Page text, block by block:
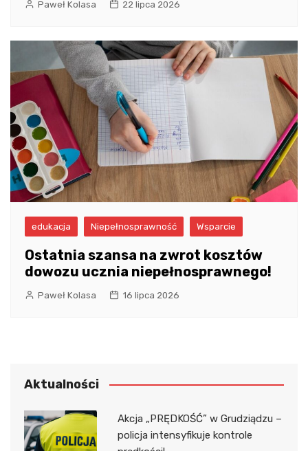
Paweł Kolasa 22 lipca 2026
edukacja Niepełnosprawność Wsparcie
Ostatnia szansa na zwrot kosztów
dowozu ucznia niepełnosprawnego!
Paweł Kolasa 16 lipca 2026
Aktualności
Akcja „PRĘDKOŚĆ” w Grudziądzu –
policja intensyfikuje kontrole